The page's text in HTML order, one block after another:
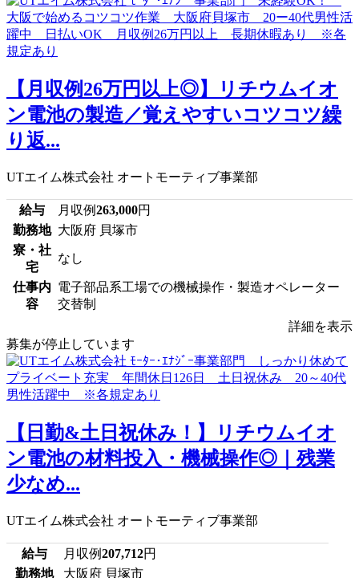
【月収例26万円以上◎】リチウムイオ
ン電池の製造／覚えやすいコツコツ繰
り返...
UTエイム株式会社 オートモーティブ事業部
給与 月収例263,000円
勤務地 大阪府 貝塚市
寮・社
宅
なし
仕事内
容
電子部品系工場での機械操作・製造オペレーター
交替制
詳細を表示
募集が停止しています
【日勤&土日祝休み！】リチウムイオ
ン電池の材料投入・機械操作◎｜残業
少なめ...
UTエイム株式会社 オートモーティブ事業部
給与 月収例207,712円
勤務地
大阪府 貝塚市